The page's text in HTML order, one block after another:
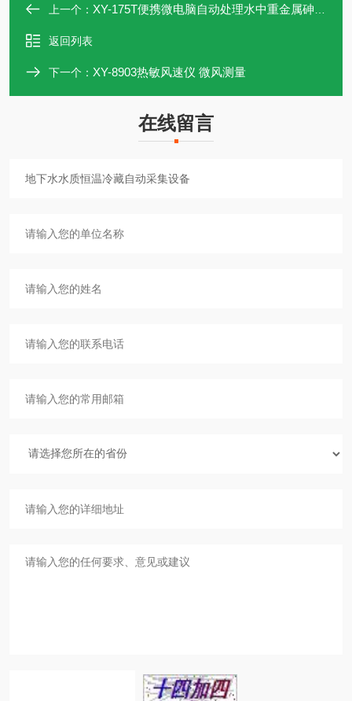
上一个： XY-175T便携微电脑自动处理水中重金属砷测定仪
返回列表
下一个： XY-8903热敏风速仪 微风测量
在线留言